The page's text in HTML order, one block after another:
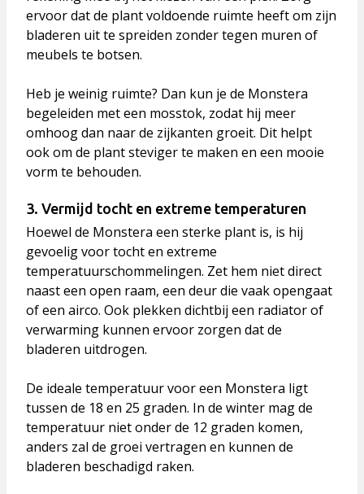
ervoor dat de plant voldoende ruimte heeft om zijn
bladeren uit te spreiden zonder tegen muren of
meubels te botsen.
Heb je weinig ruimte? Dan kun je de Monstera
begeleiden met een mosstok, zodat hij meer
omhoog dan naar de zijkanten groeit. Dit helpt
ook om de plant steviger te maken en een mooie
vorm te behouden.
3. Vermijd tocht en extreme temperaturen
Hoewel de Monstera een sterke plant is, is hij
gevoelig voor tocht en extreme
temperatuurschommelingen. Zet hem niet direct
naast een open raam, een deur die vaak opengaat
of een airco. Ook plekken dichtbij een radiator of
verwarming kunnen ervoor zorgen dat de
bladeren uitdrogen.
De ideale temperatuur voor een Monstera ligt
tussen de 18 en 25 graden. In de winter mag de
temperatuur niet onder de 12 graden komen,
anders zal de groei vertragen en kunnen de
bladeren beschadigd raken.